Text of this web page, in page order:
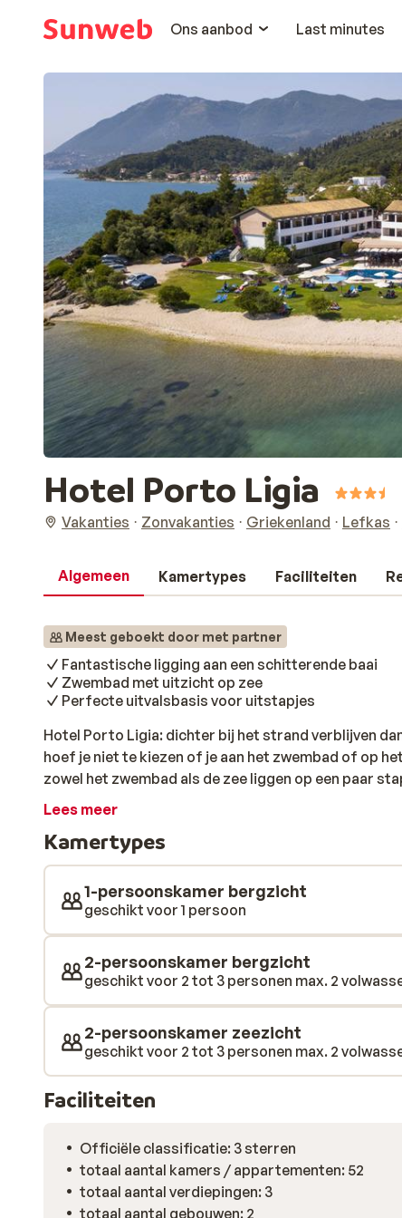
Ons aanbod
Last minutes
Hotel Porto Ligia
Vakanties Zonvakanties Griekenland Lefkas
Algemeen Kamertypes Faciliteiten
Meest geboekt door met partner
Fantastische ligging aan een schitterende baai
Zwembad met uitzicht op zee
Perfecte uitvalsbasis voor uitstapjes
Hotel Porto Ligia: dichter bij het strand verblijven
hoef je niet te kiezen of je aan het zwembad of op
zowel het zwembad als de zee liggen op een paar
baai maakt het helemaal af. Deze plek is ideaal om
oudsher zijnde vissersdorpje snel gemaakt. Logisch
vistrestaurantjes kunt kiezen. Trek er ook zeker
te ontdekken, want dat is meer dan de moeite waard!
Lees meer
Kamertypes
1-persoonskamer bergzicht
geschikt voor 1 persoon
2-persoonskamer bergzicht
geschikt voor 2 tot 3 personen max. 2
2-persoonskamer zeezicht
geschikt voor 2 tot 3 personen max. 2
Faciliteiten
Officiële classificatie: 3 sterren
totaal aantal kamers / appartementen: 52
totaal aantal verdiepingen: 3
totaal aantal gebouwen: 2